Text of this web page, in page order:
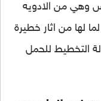
وهي من الادويه
لها من اثار خطيرة
التخطيط للحمل